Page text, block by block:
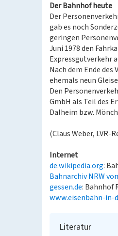
Der Bahnhof heute
Der
gab es noch
geringen
Juni 1978 den
Expressgutverkehr
Nach dem Ende
ehemals neun
Den
GmbH als Teil des
Dalheim bzw.
(Claus Weber, LVR-
Internet
de.wikipedia.org:
Bahnarchiv NRW
gessen.de: Bahnhof
www.eisenbahn-in-
Literatur